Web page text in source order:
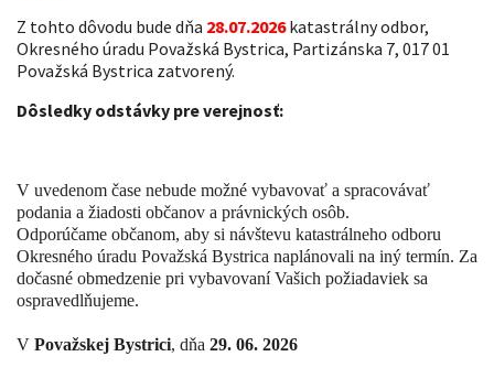
Z tohto dôvodu bude dňa 28.07.2026 katastrálny odbor,
Okresného úradu Považská Bystrica, Partizánska 7, 017 01
Považská Bystrica zatvorený.
Dôsledky odstávky pre verejnosť:
V uvedenom čase nebude možné vybavovať a spracovávať
podania a žiadosti občanov a právnických osôb.
Odporúčame občanom, aby si návštevu katastrálneho odboru
Okresného úradu Považská Bystrica naplánovali na iný termín. Za
dočasné obmedzenie pri vybavovaní Vašich požiadaviek sa
ospravedlňujeme.
V Považskej Bystrici, dňa 29. 06. 2026